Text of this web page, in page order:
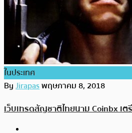
ในประเทศ
ByJirapasพฤษภาคม 8, 2018
เว็บเทรดสัญชาติไทยนาม Coinbx เ